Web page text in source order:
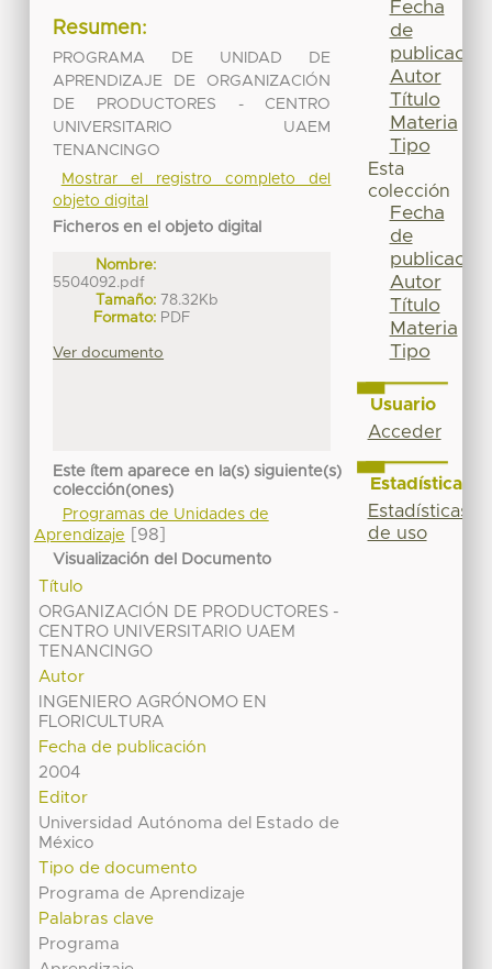
Resumen:
PROGRAMA DE UNIDAD DE
APRENDIZAJE DE ORGANIZACIÓN
DE PRODUCTORES - CENTRO
UNIVERSITARIO UAEM
TENANCINGO
Mostrar el registro completo del
objeto digital
Ficheros en el objeto digital
Nombre:
5504092.pdf
Tamaño: 78.32Kb
Formato: PDF
Ver documento
Este ítem aparece en la(s) siguiente(s)
colección(ones)
Programas de Unidades de
Aprendizaje
[98]
Visualización del Documento
Título
ORGANIZACIÓN DE PRODUCTORES -
CENTRO UNIVERSITARIO UAEM
TENANCINGO
Autor
INGENIERO AGRÓNOMO EN
FLORICULTURA
Fecha de publicación
2004
Editor
Universidad Autónoma del Estado de
México
Tipo de documento
Programa de Aprendizaje
Palabras clave
Programa
Fecha
de
publicación
Autor
Título
Materia
Tipo
Esta
colección
Fecha
de
publicación
Autor
Título
Materia
Tipo
Usuario
Acceder
Estadísticas
Estadísticas
de uso